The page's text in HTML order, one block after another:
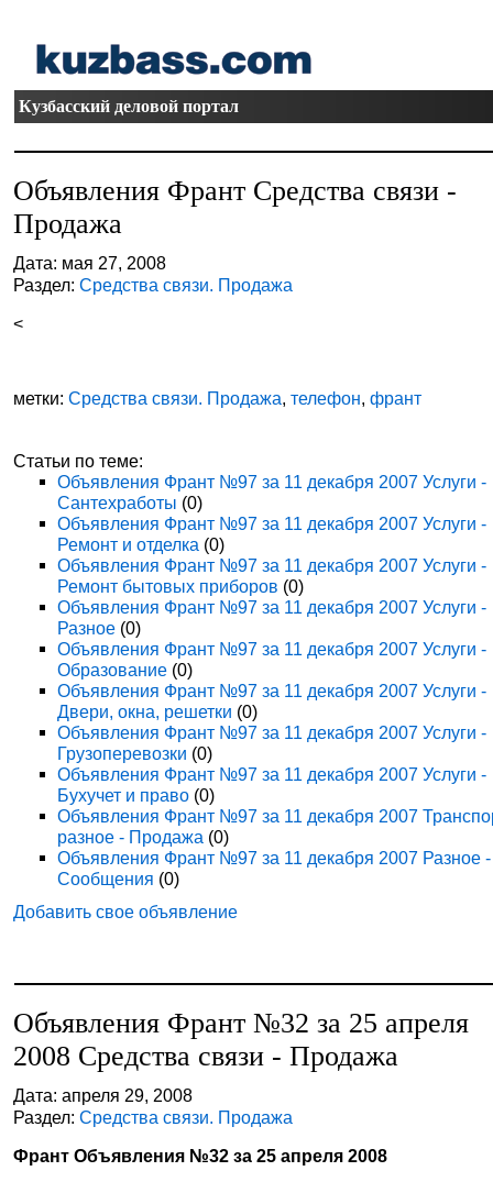
Кузбасский деловой портал
Объявления Франт Средства связи -
Продажа
Дата: мая 27, 2008
Раздел:Средства связи. Продажа
<
метки:Средства связи. Продажа,телефон,франт
Статьи по теме:
Объявления Франт №97 за 11 декабря 2007 Услуги -
Сантехработы (0)
Объявления Франт №97 за 11 декабря 2007 Услуги -
Ремонт и отделка (0)
Объявления Франт №97 за 11 декабря 2007 Услуги -
Ремонт бытовых приборов (0)
Объявления Франт №97 за 11 декабря 2007 Услуги -
Разное (0)
Объявления Франт №97 за 11 декабря 2007 Услуги -
Образование (0)
Объявления Франт №97 за 11 декабря 2007 Услуги -
Двери, окна, решетки (0)
Объявления Франт №97 за 11 декабря 2007 Услуги -
Грузоперевозки (0)
Объявления Франт №97 за 11 декабря 2007 Услуги -
Бухучет и право (0)
Объявления Франт №97 за 11 декабря 2007
разное - Продажа (0)
Объявления Франт №97 за 11 декабря 2007 Разное -
Сообщения (0)
Добавить свое объявление
Объявления Франт №32 за 25 апреля
2008 Средства связи - Продажа
Дата: апреля 29, 2008
Раздел:Средства связи. Продажа
Франт Объявления №32 за 25 апреля 2008